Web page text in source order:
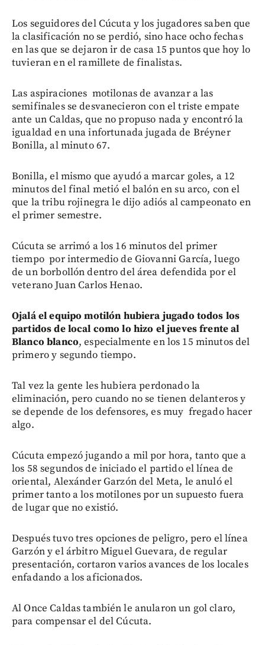
Los seguidores del Cúcuta y los jugadores saben que
la clasificación no se perdió, sino hace ocho fechas
en las que se dejaron ir de casa 15 puntos que hoy lo
tuvieran en el ramillete de finalistas.
Las aspiraciones motilonas de avanzar a las
semifinales se desvanecieron con el triste empate
ante un Caldas, que no propuso nada y encontró la
igualdad en una infortunada jugada de Bréyner
Bonilla, al minuto 67.
Bonilla, el mismo que ayudó a marcar goles, a 12
minutos del final metió el balón en su arco, con el
que la tribu rojinegra le dijo adiós al campeonato en
el primer semestre.
Cúcuta se arrimó a los 16 minutos del primer
tiempo por intermedio de Giovanni García, luego
de un borbollón dentro del área defendida por el
veterano Juan Carlos Henao.
Ojalá el equipo motilón hubiera jugado todos los
partidos de local como lo hizo el jueves frente al
Blanco blanco, especialmente en los 15 minutos del
primero y segundo tiempo.
Tal vez la gente les hubiera perdonado la
eliminación, pero cuando no se tienen delanteros y
se depende de los defensores, es muy fregado hacer
algo.
Cúcuta empezó jugando a mil por hora, tanto que a
los 58 segundos de iniciado el partido el línea de
oriental, Alexánder Garzón del Meta, le anuló el
primer tanto a los motilones por un supuesto fuera
de lugar que no existió.
Después tuvo tres opciones de peligro, pero el línea
Garzón y el árbitro Miguel Guevara, de regular
presentación, cortaron varios avances de los locales
enfadando a los aficionados.
Al Once Caldas también le anularon un gol claro,
para compensar el del Cúcuta.